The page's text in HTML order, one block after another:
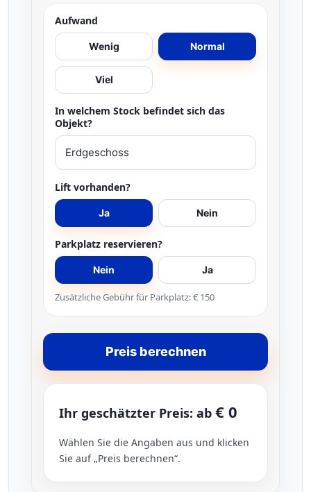
Aufwand
Wenig Normal
Viel
In welchem Stock befindet sich das
Objekt?
Lift vorhanden?
Ja Nein
Parkplatz reservieren?
Nein Ja
Zusätzliche Gebühr für Parkplatz: € 150
Preis berechnen
Ihr geschätzter Preis: ab € 0
Wählen Sie die Angaben aus und klicken
Sie auf „Preis berechnen“.